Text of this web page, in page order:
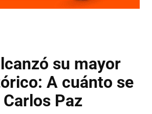
su mayor
A cuánto se
Paz